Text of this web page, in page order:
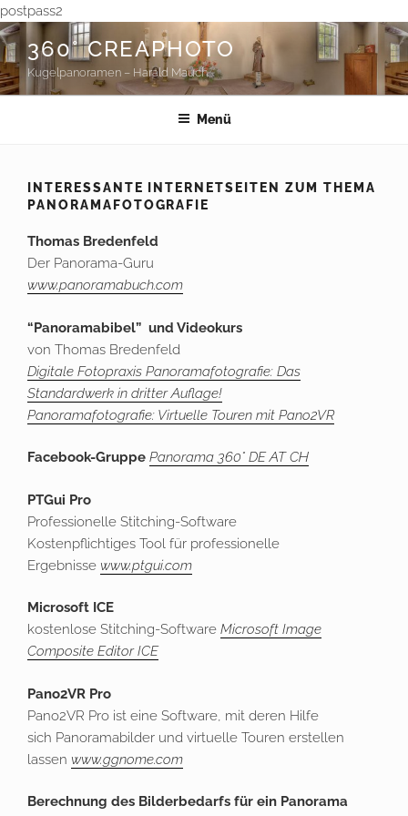
postpass2
Zum
Inhalt
springen
360° CREAPHOTO
Kugelpanoramen – Harald Mauch
Menü
INTERESSANTE INTERNETSEITEN ZUM THEMA
PANORAMAFOTOGRAFIE
Thomas Bredenfeld
Der Panorama-Guru
www.panoramabuch.com
“Panoramabibel” und Videokurs
von Thomas Bredenfeld
Digitale Fotopraxis Panoramafotografie: Das
Standardwerk in dritter Auflage!
Panoramafotografie: Virtuelle Touren mit Pano2VR
Facebook-Gruppe Panorama 360° DE AT CH
PTGui Pro
Professionelle Stitching-Software
Kostenpflichtiges Tool für professionelle
Ergebnisse www.ptgui.com
Microsoft ICE
kostenlose Stitching-Software Microsoft Image
Composite Editor ICE
Pano2VR Pro
Pano2VR Pro ist eine Software, mit deren Hilfe
sich Panoramabilder und virtuelle Touren erstellen
lassen www.ggnome.com
Berechnung des Bilderbedarfs für ein Panorama